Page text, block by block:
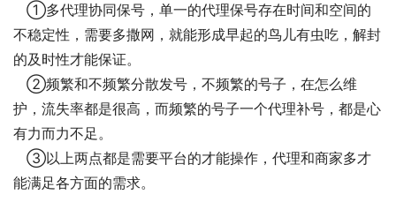
①多代理协同保号，单一的代理保号存在时间和空间的
不稳定性，需要多撒网，就能形成早起的鸟儿有虫吃，解封
的及时性才能保证。
②频繁和不频繁分散发号，不频繁的号子，在怎么维
护，流失率都是很高，而频繁的号子一个代理补号，都是心
有力而力不足。
③以上两点都是需要平台的才能操作，代理和商家多才
能满足各方面的需求。